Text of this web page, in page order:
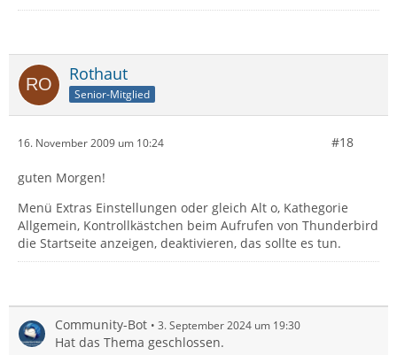
Rothaut
Senior-Mitglied
16. November 2009 um 10:24 #18
guten Morgen!
Menü Extras Einstellungen oder gleich Alt o, Kathegorie
Allgemein, Kontrollkästchen beim Aufrufen von Thunderbird
die Startseite anzeigen, deaktivieren, das sollte es tun.
Community-Bot 3. September 2024 um 19:30
Hat das Thema geschlossen.